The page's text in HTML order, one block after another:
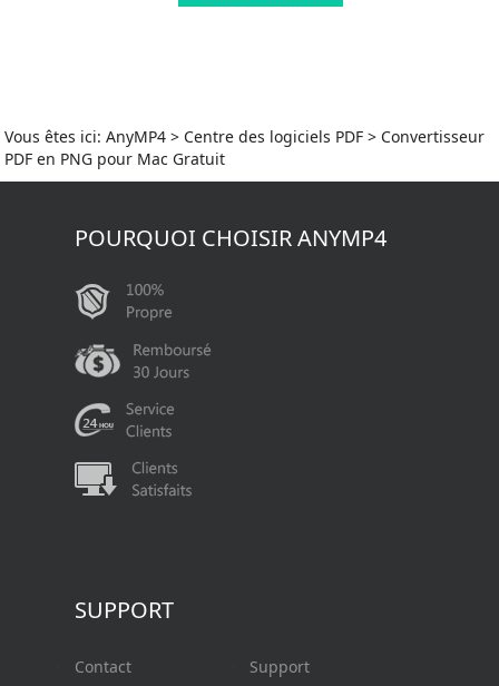
Vous êtes ici:AnyMP4 > Centre des logiciels PDF > Convertisseur
PDF en PNG pour Mac Gratuit
POURQUOI CHOISIR ANYMP4
SUPPORT
Contact Support